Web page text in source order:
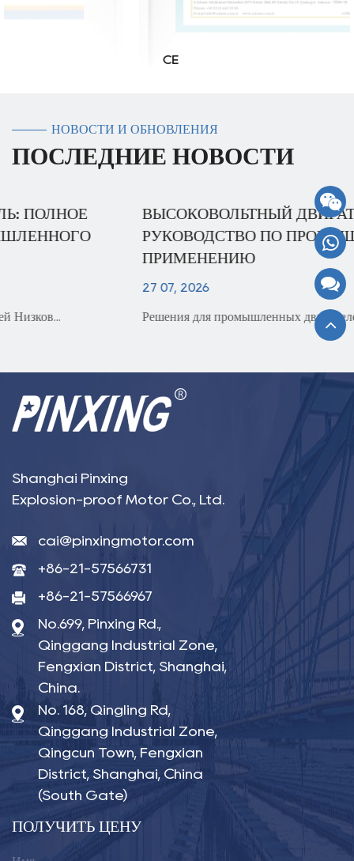
НОВОСТИ И ОБНОВЛЕНИЯ
ПОСЛЕДНИЕ НОВОСТИ
ВЫСОКОВОЛЬТНЫЙ ДВИГАТЕЛЬ: ПОЛНОЕ
РУКОВОДСТВО ПО ПРОМЫШЛЕННОМУ
Решения для промышленных двигателей Двигатель ...
Shanghai Pinxing
Explosion-proof Motor Co., Ltd.
cai@pinxingmotor.com
+86-21-57566731
+86-21-57566967
No.699, Pinxing Rd.,
Qinggang Industrial Zone,
Fengxian District, Shanghai,
China.
No. 168, Qingling Rd,
Qinggang Industrial Zone,
Qingcun Town, Fengxian
District, Shanghai, China
(South Gate)
ПОЛУЧИТЬ ЦЕНУ